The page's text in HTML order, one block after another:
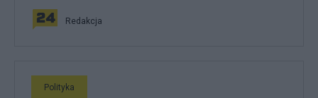
Redakcja
Polityka